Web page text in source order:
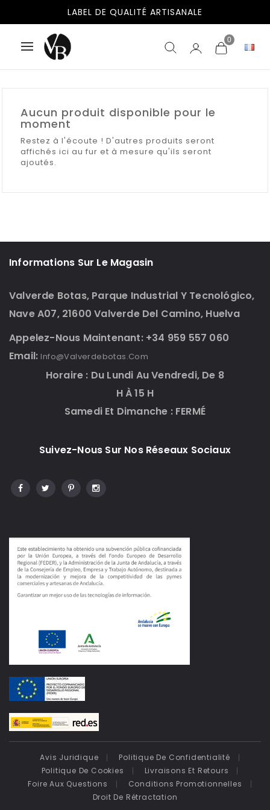
LABEL DE QUALITÉ ARTISANALE
0
Aucun produit disponible pour le
moment
Restez à l'écoute ! D'autres produits seront
affichés ici au fur et à mesure qu'ils seront
ajoutés.
Informations Sur Le Magasin
Valverde Botas, Parque Industrial Y Tecnológico,
Nave A07, 21600 Valverde Del Camino, Huelva
Appelez-Nous Maintenant: +34 959 557 060
Email: Info@valverdebotas.com
Horaire : Du Lundi Au Vendredi, De 8
H À 15 H
Samedi Et Dimanche : FERMÉ
Suivez-Nous Sur Nos Réseaux Sociaux
Avis Juridique
Politique De Confidentialité
Politique De Cookies
Livraisons Et Retours
Foire Aux Questions
Conditions Promotionnelles
Droit De Rétractation